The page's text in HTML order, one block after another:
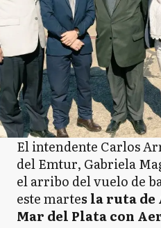
El intendente Carlos
del Emtur, Gabriela
el arribo del vuelo de
este martes la ruta
Mar del Plata con